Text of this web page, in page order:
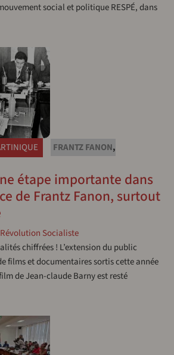
social et politique RESPÉ, dans
FRANTZ FANON,
étape importante dans
de Frantz Fanon, surtout
Socialiste
chiffrées ! L’extension du public
films et documentaires sortis cette année
de Jean-claude Barny est resté